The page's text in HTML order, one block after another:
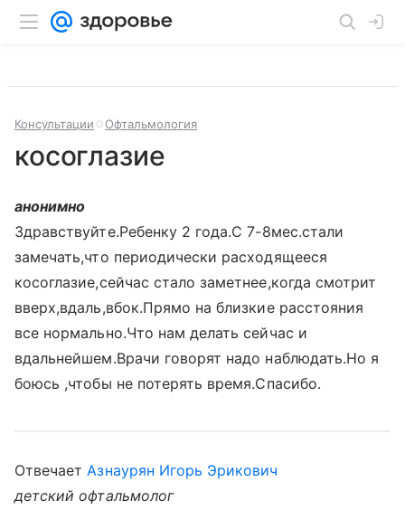
Консультации Офтальмология
косоглазие
анонимно
Здравствуйте.Ребенку 2 года.С 7-8мес.стали
замечать,что периодически расходящееся
косоглазие,сейчас стало заметнее,когда смотрит
вверх,вдаль,вбок.Прямо на близкие расстояния
все нормально.Что нам делать сейчас и
вдальнейшем.Врачи говорят надо наблюдать.Но я
боюсь ,чтобы не потерять время.Спасибо.
ОтвечаетАзнаурян Игорь Эрикович
детский офтальмолог